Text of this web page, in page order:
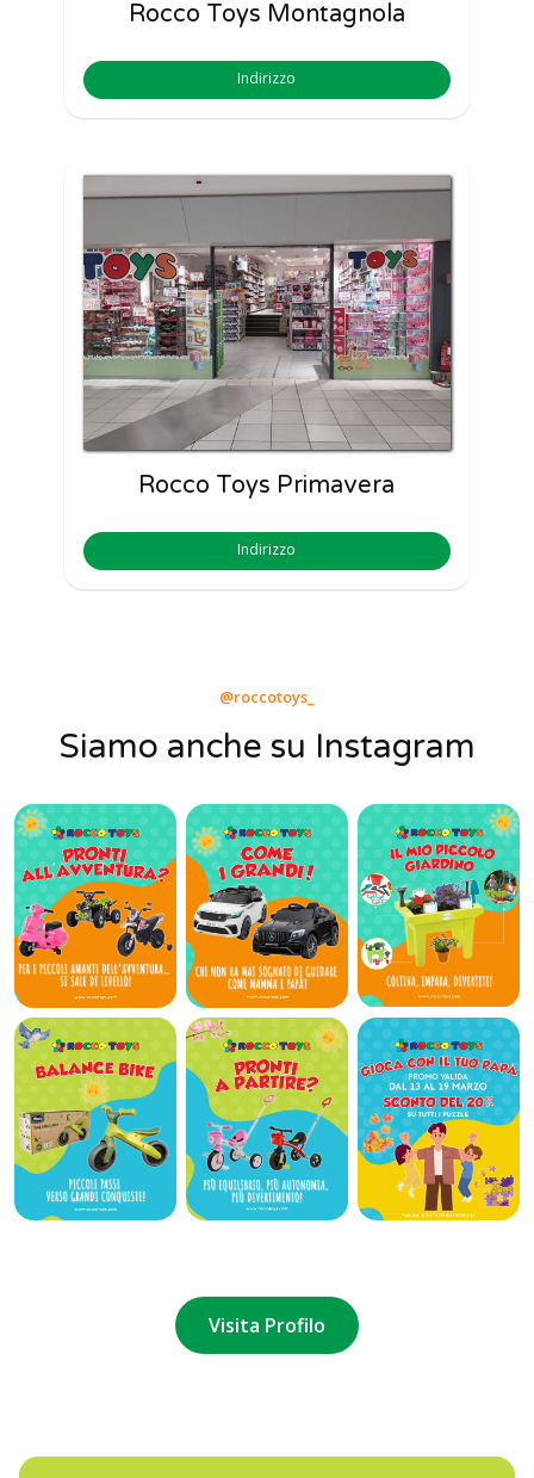
Rocco Toys Montagnola
Indirizzo
Rocco Toys Primavera
Indirizzo
@roccotoys_
Siamo anche su Instagram
Visita Profilo